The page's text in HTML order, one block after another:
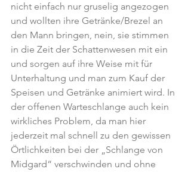
nicht einfach nur gruselig angezogen
und wollten ihre Getränke/Brezel an
den Mann bringen, nein, sie stimmen
in die Zeit der Schattenwesen mit ein
und sorgen auf ihre Weise mit für
Unterhaltung und man zum Kauf der
Speisen und Getränke animiert wird. In
der offenen Warteschlange auch kein
wirkliches Problem, da man hier
jederzeit mal schnell zu den gewissen
Örtlichkeiten bei der „Schlange von
Midgard“ verschwinden und ohne